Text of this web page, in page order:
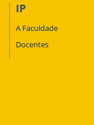
IP
A Faculdade
Docentes